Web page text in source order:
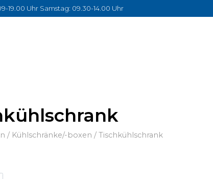
19.00 Uhr Samstag: 09.30-14.00 Uhr
/ Kühlschränke/-boxen / Tischkühlschrank